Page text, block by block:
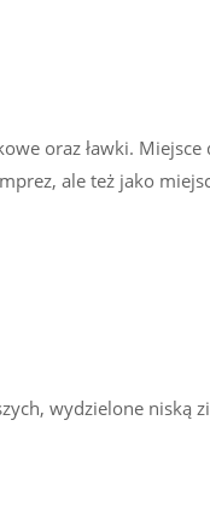
oraz ławki.
ale też jako
wydzielone